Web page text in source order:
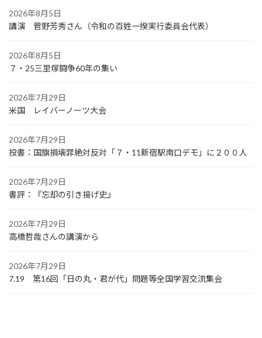
2026年8月5日
講演 菅野芳秀さん（令和の百姓一揆実行委員会代表）
2026年8月5日
７・25三里塚闘争60年の集い
2026年7月29日
米国 レイバーノーツ大会
2026年7月29日
投書：国旗損壊罪絶対反対「７・11新宿駅南口デモ」に２００人
2026年7月29日
書評：『忘却の引き揚げ史』
2026年7月29日
高橋哲哉さんの講演から
2026年7月29日
7.19 第16回「日の丸・君が代」問題等全国学習交流集会